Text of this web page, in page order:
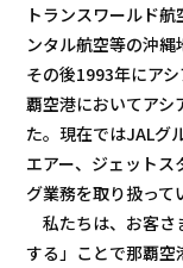
プロジェクト
サービス・
JP
トランスワールド
ンタル航空等の沖縄
その後1993年にア
覇空港においてアシ
た。現在ではJALグ
エアー、ジェット
グ業務を取り扱って
私たちは、お客さ
する」ことで那覇